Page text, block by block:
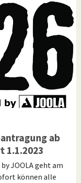
ab
1.1.2023
JOOLA geht am
können alle